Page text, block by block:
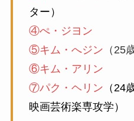
ター）
④ぺ・ジヨン
⑤キム・へジン （25
⑥キム・アリン
⑦パク・ヘリン （24
映画芸術楽専攻学）